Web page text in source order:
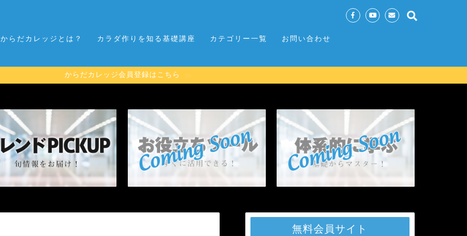
からだカレッジとは？ カラダ作りを知る基礎講座 カテゴリー一覧 お問い合わせ
からだカレッジ会員登録はこちら
無料会員サイト